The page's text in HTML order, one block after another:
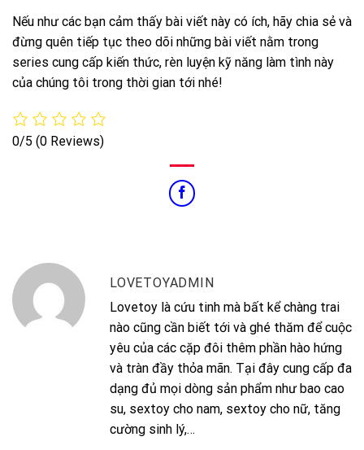
Nếu như các bạn cảm thấy bài viết này có ích, hãy chia sẻ và
đừng quên tiếp tục theo dõi những bài viết nằm trong
series cung cấp kiến thức, rèn luyện kỹ năng làm tình này
của chúng tôi trong thời gian tới nhé!
0/5 (0 Reviews)
LOVETOYADMIN
Lovetoy là cứu tinh mà bất kể chàng trai
nào cũng cần biết tới và ghé thăm để cuộc
yêu của các cặp đôi thêm phần hào hứng
và tràn đầy thỏa mãn. Tại đây cung cấp đa
dạng đủ mọi dòng sản phẩm như bao cao
su, sextoy cho nam, sextoy cho nữ, tăng
cường sinh lý,…